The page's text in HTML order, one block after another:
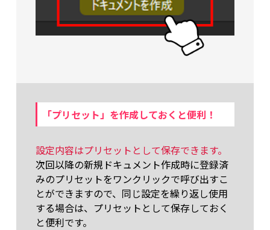
「プリセット」を作成しておくと便利！
設定内容はプリセットとして保存できます。
次回以降の新規ドキュメント作成時に登録済
みのプリセットをワンクリックで呼び出すこ
とができますので、同じ設定を繰り返し使用
する場合は、プリセットとして保存しておく
と便利です。